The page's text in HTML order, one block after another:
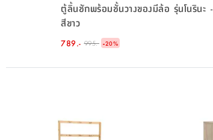
ตู้ลิ้นชักพร้อมชั้นวางของมีล้อ รุ่นโนรินะ -
สีขาว
789.- 995.- -20%